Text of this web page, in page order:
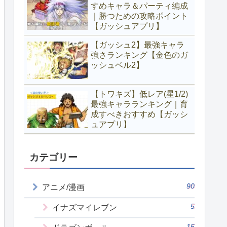
すめキャラ＆パーティ編成
｜勝つための攻略ポイント
【ガッシュアプリ】
【ガッシュ2】最強キャラ
強さランキング【金色のガ
ッシュベル2】
【トワキズ】低レア(星1/2)
最強キャラランキング｜育
成すべきおすすめ【ガッシ
ュアプリ】
カテゴリー
アニメ/漫画 90
イナズマイレブン 5